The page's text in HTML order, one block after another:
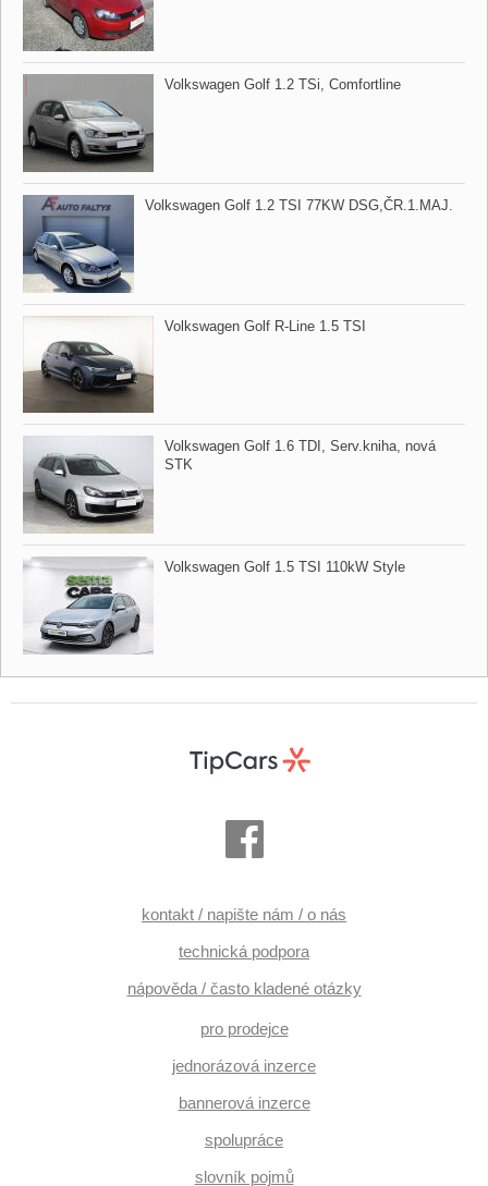
Volkswagen Golf 1.2 TSi,​ Comfortline
Volkswagen Golf 1.2 TSI 77KW DSG,​ČR.1.MAJ.
Volkswagen Golf R​-Line 1.5 TSI
Volkswagen Golf 1.6 TDI,​ Serv.kniha,​ nová
STK
Volkswagen Golf 1.5 TSI 110kW Style
kontakt / napište nám / o nás
technická podpora
nápověda / často kladené otázky
pro prodejce
jednorázová inzerce
bannerová inzerce
spolupráce
slovník pojmů